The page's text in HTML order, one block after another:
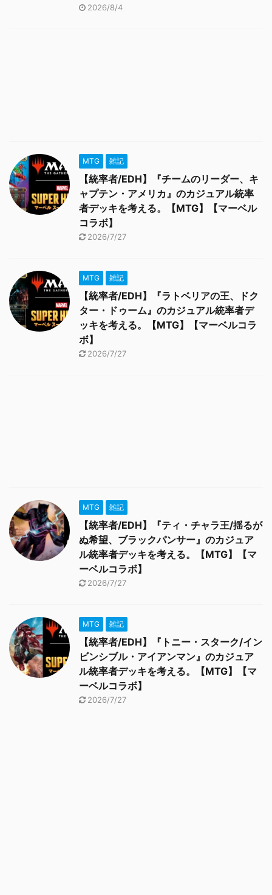
2026/8/4
MTG 雑記
【統率者/EDH】『チームのリーダー、キ
ャプテン・アメリカ』のカジュアル統率
者デッキを考える。【MTG】【マーベル
コラボ】
2026/7/27
MTG 雑記
【統率者/EDH】『ラトベリアの王、ドク
ター・ドゥーム』のカジュアル統率者デ
ッキを考える。【MTG】【マーベルコラ
ボ】
2026/7/27
MTG 雑記
【統率者/EDH】『ティ・チャラ王/揺るが
ぬ希望、ブラックパンサー』のカジュア
ル統率者デッキを考える。【MTG】【マ
ーベルコラボ】
2026/7/27
MTG 雑記
【統率者/EDH】『トニー・スターク/イン
ビンシブル・アイアンマン』のカジュア
ル統率者デッキを考える。【MTG】【マ
ーベルコラボ】
2026/7/27